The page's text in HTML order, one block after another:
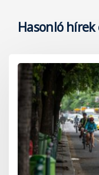
Hasonló